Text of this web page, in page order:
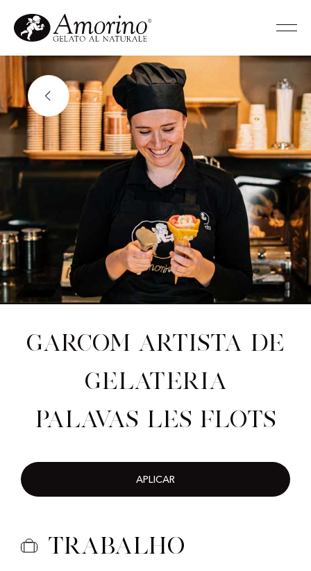
Garcom artista de
gelateria
Palavas Les Flots
APLICAR
Trabalho